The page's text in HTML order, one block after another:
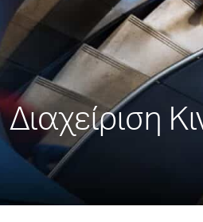
Διαχείριση